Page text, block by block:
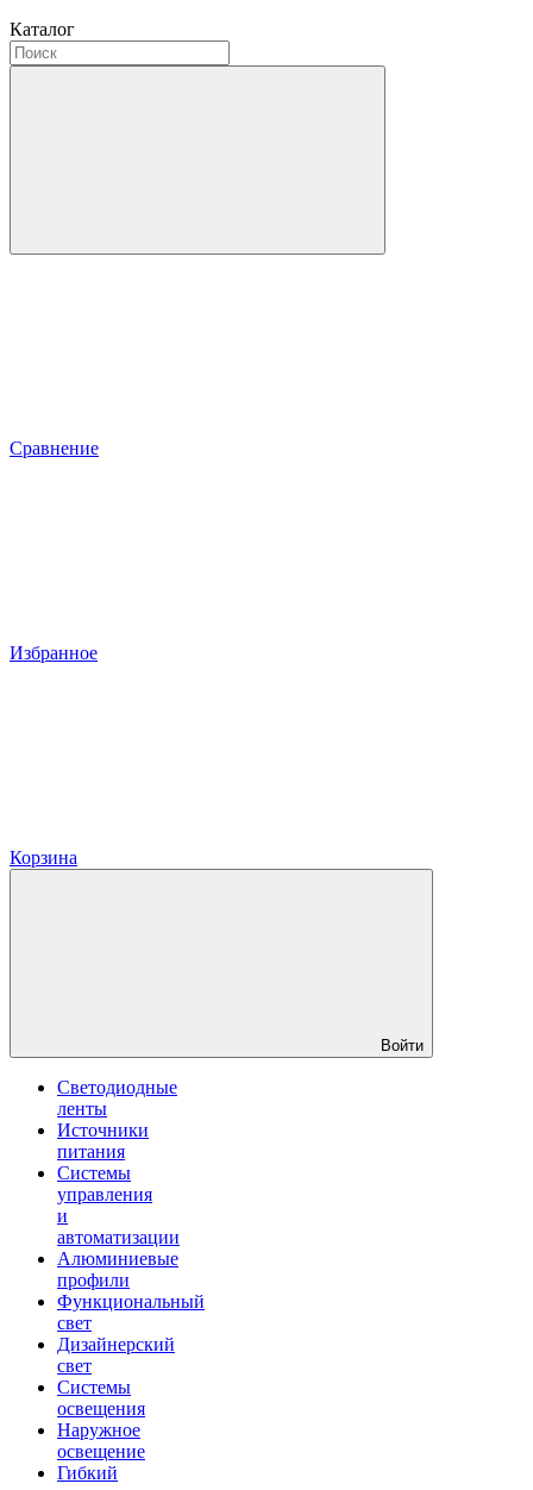
Каталог
Сравнение
Избранное
Корзина
Войти
Светодиодные
ленты
Источники
питания
Системы
управления
и
автоматизации
Алюминиевые
профили
Функциональный
свет
Дизайнерский
свет
Системы
освещения
Наружное
освещение
Гибкий